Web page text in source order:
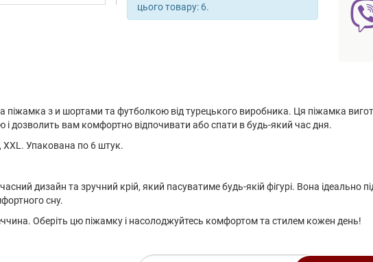
цього товару: 6.
піжамка з и шортами та футболкою від турецького виробника. Ця піжамка
і дозволить вам комфортно відпочивати або спати в будь-який час дня.
XXL. Упакована по 6 штук.
дизайн та зручний крій, який пасуватиме будь-якій фігурі. Вона ідеально
сну.
Оберіть цю піжамку і насолоджуйтесь комфортом та стилем кожен день!